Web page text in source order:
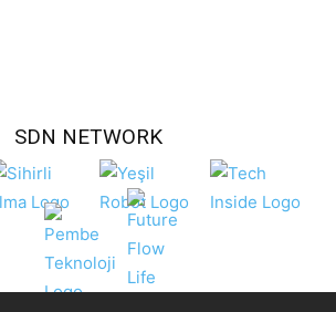
SDN NETWORK